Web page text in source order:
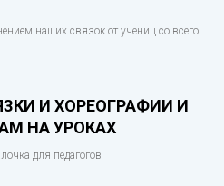
наших связок от учениц со всего
И ХОРЕОГРАФИИ И
НА УРОКАХ
для педагогов